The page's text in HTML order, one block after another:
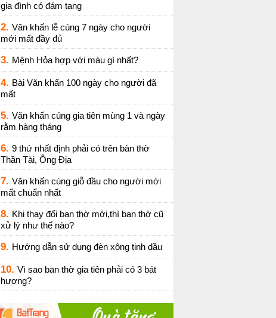
gia đình có đám tang
2. Văn khấn lễ cúng 7 ngày cho người
mới mất đầy đủ
3. Mệnh Hỏa hợp với màu gì nhất?
4. Bài Văn khấn 100 ngày cho người đã
mất
5. Văn khấn cúng gia tiên mùng 1 và ngày
rằm hàng tháng
6. 9 thứ nhất định phải có trên bàn thờ
Thần Tài, Ông Địa
7. Văn khấn cúng giỗ đầu cho người mới
mất chuẩn nhất
8. Khi thay đổi ban thờ mới,thì ban thờ cũ
xử lý như thế nào?
9. Hướng dẫn sử dụng đèn xông tinh dầu
10. Vì sao ban thờ gia tiên phải có 3 bát
hương?